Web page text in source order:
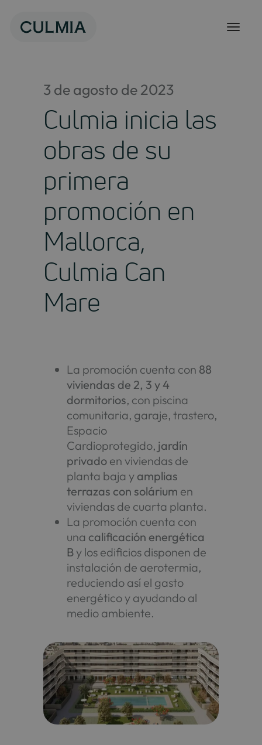
contenido
3 de agosto de 2023
Culmia inicia las
obras de su
primera
promoción en
Mallorca,
Culmia Can
Mare
La promoción cuenta con 88
viviendas de 2, 3 y 4
dormitorios, con piscina
comunitaria, garaje, trastero,
Espacio
Cardioprotegido, jardín
privado en viviendas de
planta baja y amplias
terrazas con solárium en
viviendas de cuarta planta.
La promoción cuenta con
una calificación energética
B y los edificios disponen de
instalación de aerotermia,
reduciendo así el gasto
energético y ayudando al
medio ambiente.